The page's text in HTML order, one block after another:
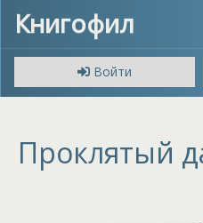
Книгофил
Войти
Проклятый